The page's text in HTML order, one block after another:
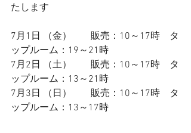
たします
7月1日 （金）　　販売：10～17時　タ
ップルーム：19～21 時
7月2日 （土）  　  販売：10～17時　タ
ップルーム：13～21 時
7月3日 （日）        販売：10～17時　タ
ップルーム：13～17時